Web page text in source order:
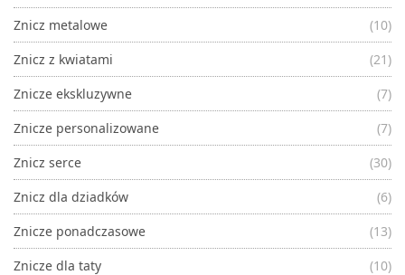
Znicz metalowe
(10)
Znicz z kwiatami
(21)
Znicze ekskluzywne
(7)
Znicze personalizowane
(7)
Znicz serce
(30)
Znicz dla dziadków
(6)
Znicze ponadczasowe
(13)
Znicze dla taty
(10)